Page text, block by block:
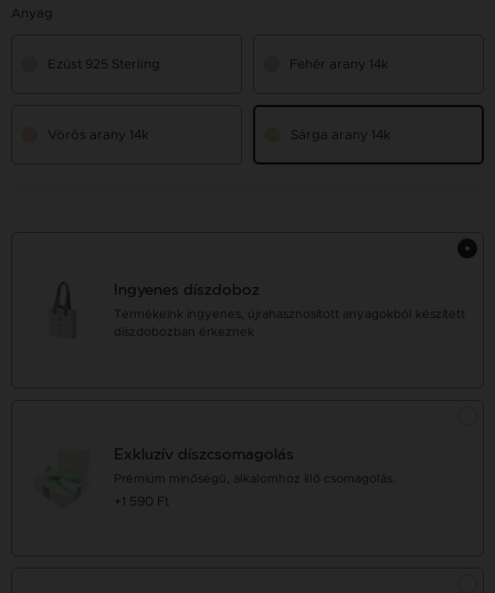
Anyag
Ezüst 925 Sterling Fehér arany 14k
Vörös arany 14k Sárga arany 14k
Ingyenes díszdoboz
Termékeink ingyenes, újrahasznosított anyagokból készített
díszdobozban érkeznek
Exkluzív díszcsomagolás
Prémium minőségű, alkalomhoz illő csomagolás.
+1 590 Ft